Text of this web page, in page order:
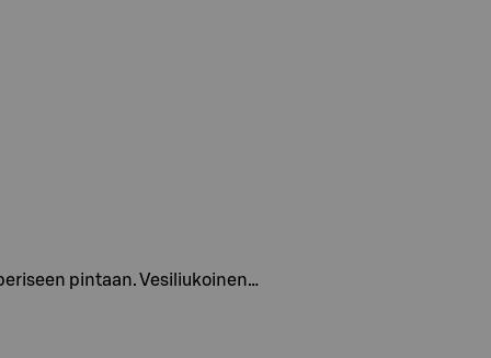
pintaan. Vesiliukoinen…